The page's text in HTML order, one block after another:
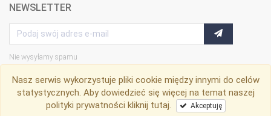
NEWSLETTER
Nie wysyłamy spamu
RedCRM © Copyright 2009-2026
Nasz serwis wykorzystuje pliki cookie między innymi do celów
statystycznych. Aby dowiedzieć się więcej na temat naszej
polityki prywatności kliknij tutaj. Akceptuję